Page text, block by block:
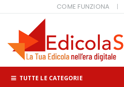
COME FUNZIONA
TUTTE LE CATEGORIE